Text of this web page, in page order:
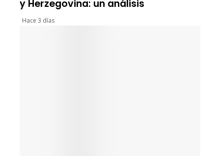
y Herzegovina: un análisis
Hace 3 días